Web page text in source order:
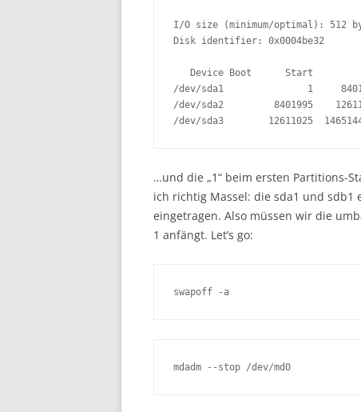
I/O size (minimum/optimal): 512
Disk identifier: 0x0004be32
Device Boot      Start
/dev/sda1               1
/dev/sda2         8401995
/dev/sda3        12611025
…und die „1“ beim ersten Partitions-
ich richtig Massel: die sda1 und sdb1
eingetragen. Also müssen wir die
1 anfängt. Let’s go:
swapoff -a
mdadm --stop /dev/md0